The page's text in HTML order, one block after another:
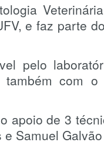
e faz parte
pelo
com
apoio de 3
Samuel